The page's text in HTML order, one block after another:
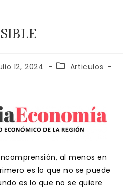
12, 2024
Categoría
Articulos
al menos en
es lo que no se puede
es lo que no se quiere